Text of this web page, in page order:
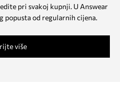
pri svakoj kupnji. U Answear
popusta od regularnih cijena.
više